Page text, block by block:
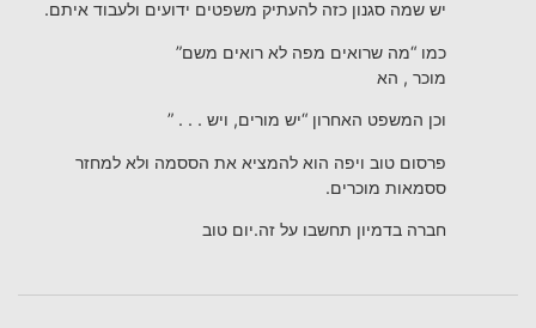
יש שמה סגנון כזה להעתיק משפטים ידועים ולעבוד איתם.
כמו “מה שרואים מפה לא רואים משם”
מוכר , הא
וכן המשפט האחרון “יש מורים, ויש . . . ”
פרסום טוב ויפה הוא להמציא את הססמה ולא למחזר
ססמאות מוכרים.
חברה בדמיון תחשבו על זה.יום טוב